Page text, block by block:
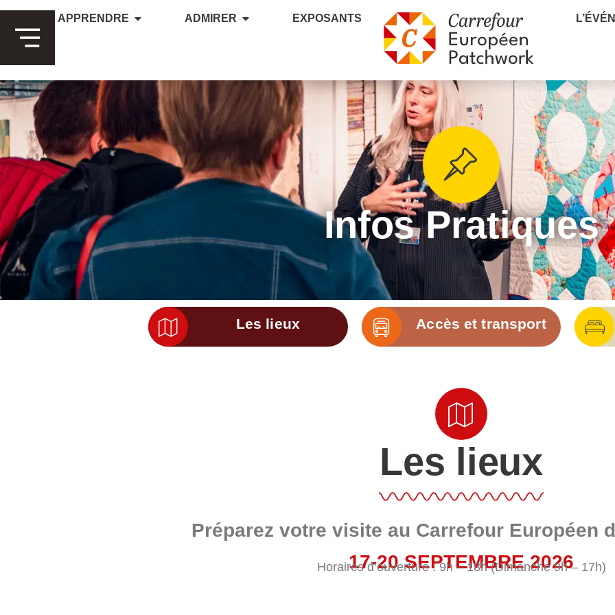
APPRENDRE ADMIRER EXPOSANTS
Infos Pratiques
Les lieux Accès et transport
Les lieux
Préparez votre visite au Carrefour Européen
17-20 SEPTEMBRE 2026
Horaires d’ouverture : 9h – 18h (Dimanche 9h – 17h)